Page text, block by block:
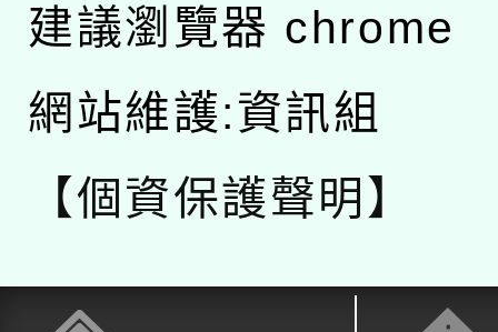
建議瀏覽器 chrome
網站維護:資訊組
【個資保護聲明】